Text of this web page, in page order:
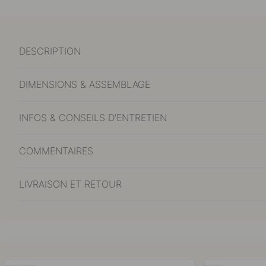
DESCRIPTION
DIMENSIONS & ASSEMBLAGE
INFOS & CONSEILS D'ENTRETIEN
COMMENTAIRES
LIVRAISON ET RETOUR